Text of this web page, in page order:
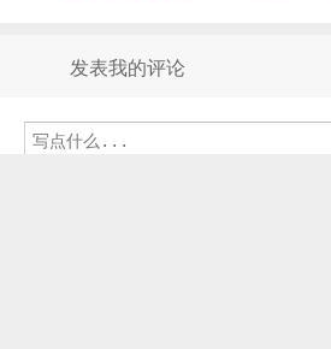
发表我的评论